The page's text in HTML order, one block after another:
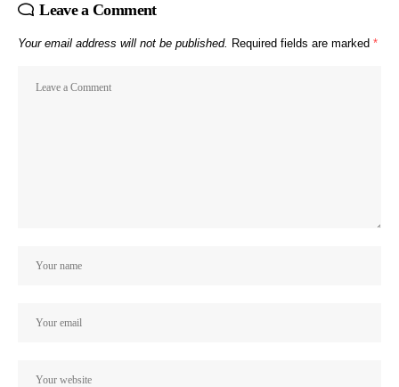
Leave a Comment
Your email address will not be published. Required fields are marked *